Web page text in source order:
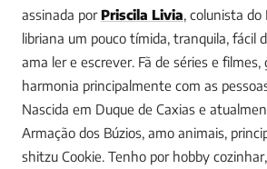
assinada por Priscila Livia, colunista do
libriana um pouco tímida, tranquila, fácil
ama ler e escrever. Fã de séries e filmes,
harmonia principalmente com as
Nascida em Duque de Caxias e
Armação dos Búzios, amo animais,
shitzu Cookie. Tenho por hobby